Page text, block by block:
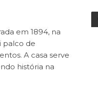
em 1894, na
palco de
A casa serve
história na